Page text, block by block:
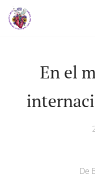
En el
De